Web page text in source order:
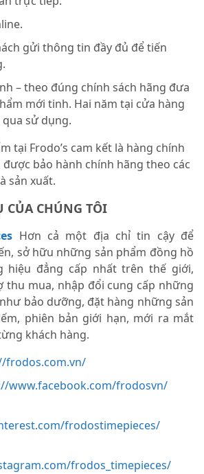
gửi thông tin đầy đủ để tiến
– theo đúng chính sách hãng đưa
mới tinh. Hai năm tại cửa hàng
sử dụng.
tại Frodo’s cam kết là hàng chính
được bảo hành chính hãng theo các
sản xuất.
CỦA CHÚNG TÔI
Hơn cả một địa chỉ tin cậy để
sở hữu những sản phẩm đồng hồ
hiệu đẳng cấp nhất trên thế giới,
thu mua, nhập đổi cung cấp những
bảo dưỡng, đặt hàng những sản
phiên bản giới hạn, mới ra mắt
khách hàng.
frodos.com.vn/
www.facebook.com/frodosvn/
frodostimepieces/
frodos_timepieces/